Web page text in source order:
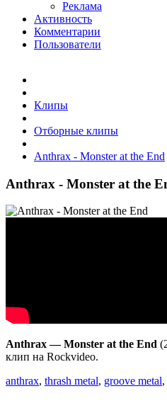
Реклама
Активность
Комментарии
Пользователи
Клипы
Отборные клипы
Anthrax - Monster at the End
Anthrax - Monster at the
Anthrax — Monster at the End
клип на Rockvideo.
anthrax, thrash metal, groove metal,